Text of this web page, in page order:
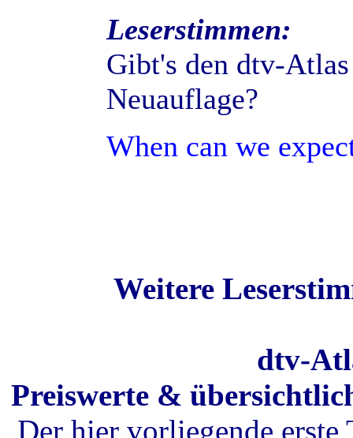
Leserstimmen:
Gibt's den dtv-
Neuauflage?
When can we
Weitere
dtv-
Preiswerte &
Der hier vorliegende